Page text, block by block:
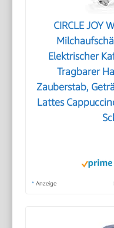
CIRCLE JOY
Elektrischer
Tragbarer
Zauberstab,
Lattes
* Anzeige